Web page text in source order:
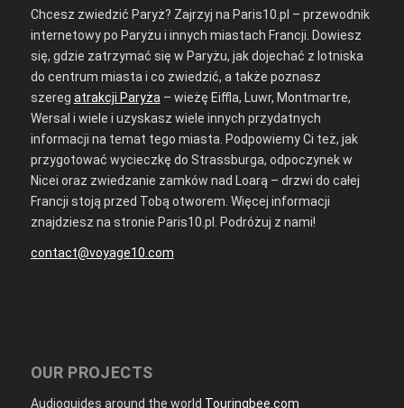
Chcesz zwiedzić Paryż? Zajrzyj na Paris10.pl – przewodnik
internetowy po Paryżu i innych miastach Francji. Dowiesz
się, gdzie zatrzymać się w Paryżu, jak dojechać z lotniska
do centrum miasta i co zwiedzić, a także poznasz
szereg atrakcji Paryża – wieżę Eiffla, Luwr, Montmartre,
Wersal i wiele i uzyskasz wiele innych przydatnych
informacji na temat tego miasta. Podpowiemy Ci też, jak
przygotować wycieczkę do Strassburga, odpoczynek w
Nicei oraz zwiedzanie zamków nad Loarą – drzwi do całej
Francji stoją przed Tobą otworem. Więcej informacji
znajdziesz na stronie Paris10.pl. Podróżuj z nami!
contact@voyage10.com
OUR PROJECTS
Audioguides around the world Touringbee.com